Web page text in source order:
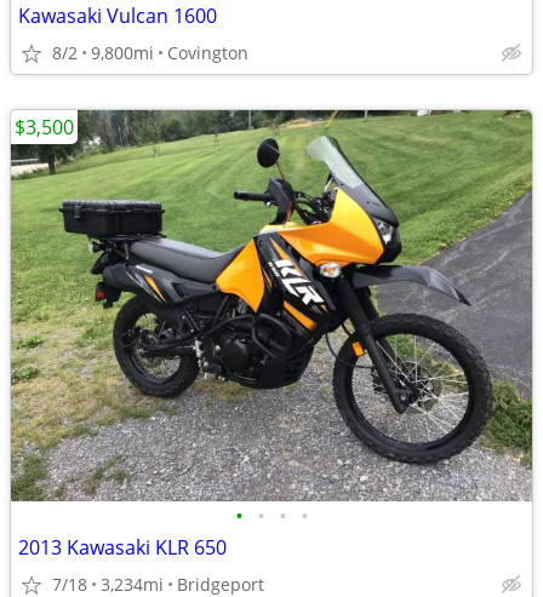
Kawasaki Vulcan 1600
8/2 9,800mi Covington
• • • •
2013 Kawasaki KLR 650
7/18 3,234mi Bridgeport
$3,500